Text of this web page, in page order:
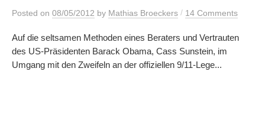
Posted on 08/05/2012 by Mathias Broeckers / 14 Comments
Auf die seltsamen Methoden eines Beraters und Vertrauten
des US-Präsidenten Barack Obama, Cass Sunstein, im
Umgang mit den Zweifeln an der offiziellen 9/11-Lege...